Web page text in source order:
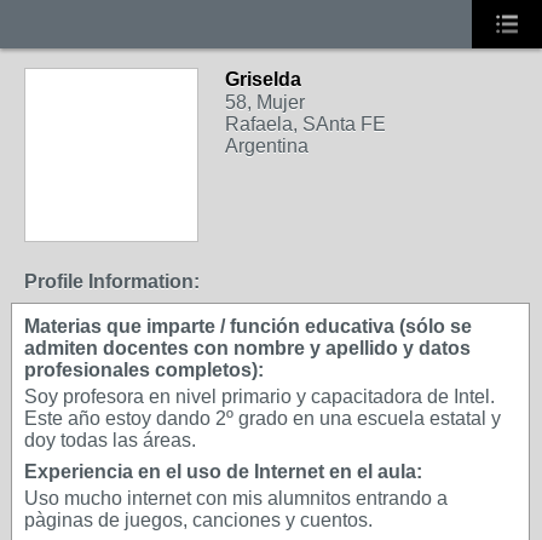
Griselda
58, Mujer
Rafaela, SAnta FE
Argentina
Profile Information:
Materias que imparte / función educativa (sólo se
admiten docentes con nombre y apellido y datos
profesionales completos):
Soy profesora en nivel primario y capacitadora de Intel.
Este año estoy dando 2º grado en una escuela estatal y
doy todas las áreas.
Experiencia en el uso de Internet en el aula:
Uso mucho internet con mis alumnitos entrando a
pàginas de juegos, canciones y cuentos.